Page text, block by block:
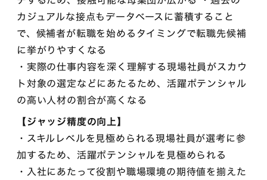
カジュアルな接点もデータベースに蓄積すること
で、候補者が転職を始めるタイミングで転職先候補
に挙がりやすくなる
・実際の仕事内容を深く理解する現場社員がスカウ
ト対象の選定などにあたるため、活躍ポテンシャル
の高い人材の割合が高くなる
【ジャッジ精度の向上】
・スキルレベルを見極められる現場社員が選考に参
加するため、活躍ポテンシャルを見極められる
・入社にあたって役割や職場環境の期待値を揃えた